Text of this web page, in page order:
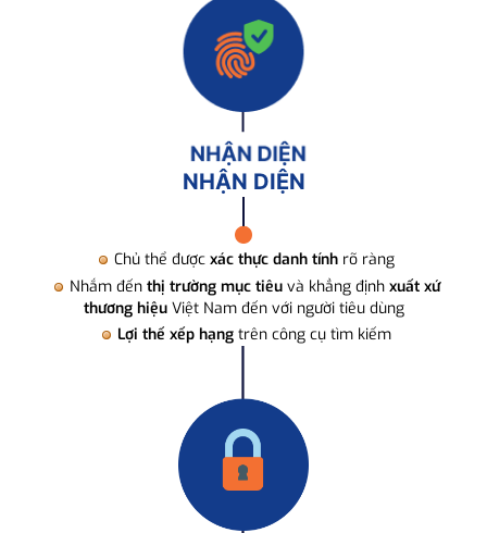
NHẬN DIỆN
Chủ thể được xác thực danh tính rõ ràng
Nhắm đến thị trường mục tiêuvà khẳng định xuất xứ
thương hiệuViệt Nam đến với người tiêu dùng
Lợi thế xếp hạng trên công cụ tìm kiếm